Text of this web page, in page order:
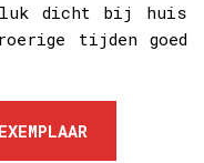
dicht bij huis
tijden goed